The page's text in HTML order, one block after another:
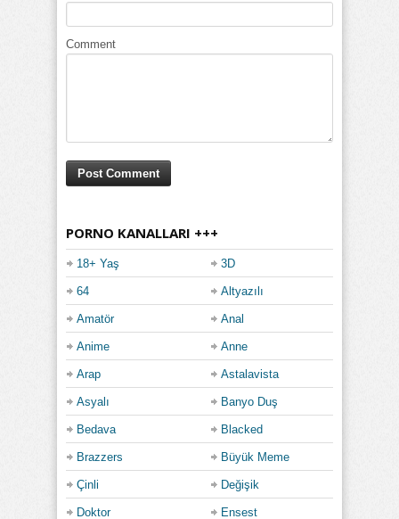
Comment
PORNO KANALLARI +++
18+ Yaş 3D
64 Altyazılı
Amatör Anal
Anime Anne
Arap Astalavista
Asyalı Banyo Duş
Bedava Blacked
Brazzers Büyük Meme
Çinli Değişik
Doktor Ensest